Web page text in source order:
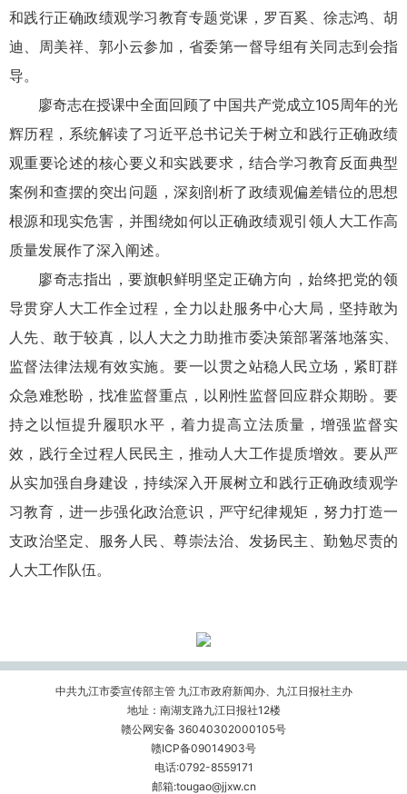
和践行正确政绩观学习教育专题党课，罗百奚、徐志鸿、胡
迪、周美祥、郭小云参加，省委第一督导组有关同志到会指
导。
廖奇志在授课中全面回顾了中国共产党成立105周年的光
辉历程，系统解读了习近平总书记关于树立和践行正确政绩
观重要论述的核心要义和实践要求，结合学习教育反面典型
案例和查摆的突出问题，深刻剖析了政绩观偏差错位的思想
根源和现实危害，并围绕如何以正确政绩观引领人大工作高
质量发展作了深入阐述。
廖奇志指出，要旗帜鲜明坚定正确方向，始终把党的领
导贯穿人大工作全过程，全力以赴服务中心大局，坚持敢为
人先、敢于较真，以人大之力助推市委决策部署落地落实、
监督法律法规有效实施。要一以贯之站稳人民立场，紧盯群
众急难愁盼，找准监督重点，以刚性监督回应群众期盼。要
持之以恒提升履职水平，着力提高立法质量，增强监督实
效，践行全过程人民民主，推动人大工作提质增效。要从严
从实加强自身建设，持续深入开展树立和践行正确政绩观学
习教育，进一步强化政治意识，严守纪律规矩，努力打造一
支政治坚定、服务人民、尊崇法治、发扬民主、勤勉尽责的
人大工作队伍。
中共九江市委宣传部主管 九江市政府新闻办、九江日报社主办
地址：南湖支路九江日报社12楼
赣公网安备 36040302000105号
赣ICP备09014903号
电话:0792-8559171
邮箱:tougao@jjxw.cn